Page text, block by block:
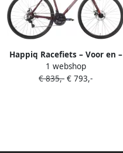
Happiq Racefiets – Voor en –
Lichtgewicht aluminium 14
versnellingen – 71 cm wielen
1 webshop
€ 835,- € 793,-